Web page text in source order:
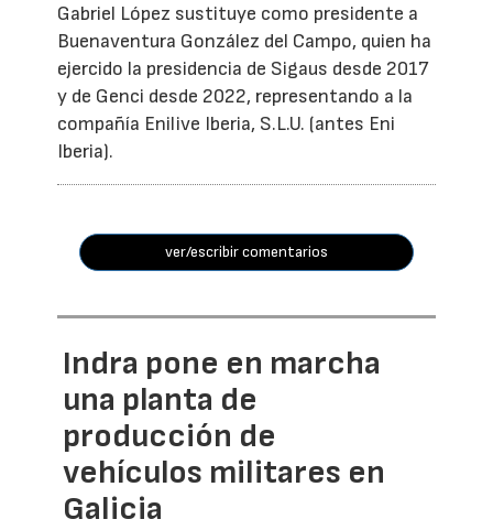
Gabriel López sustituye como presidente a
Buenaventura González del Campo, quien ha
ejercido la presidencia de Sigaus desde 2017
y de Genci desde 2022, representando a la
compañía Enilive Iberia, S.L.U. (antes Eni
Iberia).
ver/escribir comentarios
Indra pone en marcha
una planta de
producción de
vehículos militares en
Galicia